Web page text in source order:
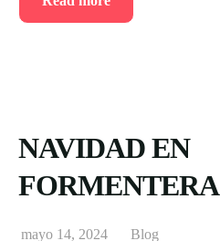
NAVIDAD EN
FORMENTERA
mayo 14, 2024 Blog